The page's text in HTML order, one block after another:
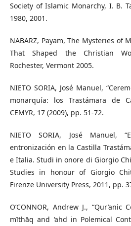
Society of Islamic Monarchy, I. B.
1980, 2001.
NABARZ, Payam, The Mysteries of
That Shaped the Christian
Rochester, Vermont 2005.
NIETO SORIA, José Manuel,
monarquía: los Trastámara de
CEMYR, 17 (2009), pp. 51-72.
NIETO SORIA, José Manuel,
entronización en la Castilla
e Italia. Studi in onore di Giorgio
Studies in honour of Giorgio
Firenze University Press, 2011, pp.
O’CONNOR, Andrew J., “Qur’anic
mīthāq and ‘ahd in Polemical